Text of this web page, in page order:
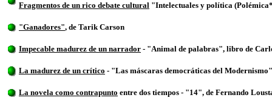
Fragmentos de un rico debate cultural "Intelectuales y política
"Ganadores", de Tarik Carson
Impecable madurez de un narrador - "Animal de palabras", libro de
La madurez de un crítico - "Las máscaras democráticas del
La novela como contrapunto entre dos tiempos - "14", de Fernando